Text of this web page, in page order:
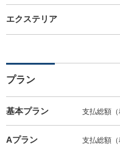
エクステリア
プラン
基本プラン 支払総額（
Aプラン 支払総額（